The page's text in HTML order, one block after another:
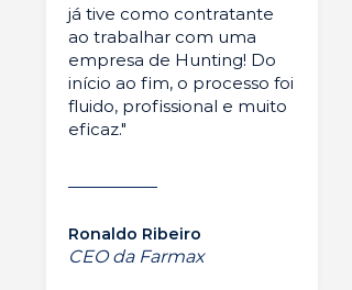
já tive como contratante
ao trabalhar com uma
empresa de Hunting! Do
início ao fim, o processo foi
fluido, profissional e muito
eficaz."
Ronaldo Ribeiro
CEO da Farmax